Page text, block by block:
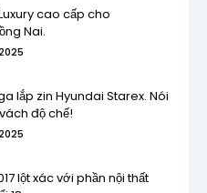
cao cấp cho
Nai.
lắp zin Hyundai Starex. Nói
độ chế!
lột xác với phần nội thất